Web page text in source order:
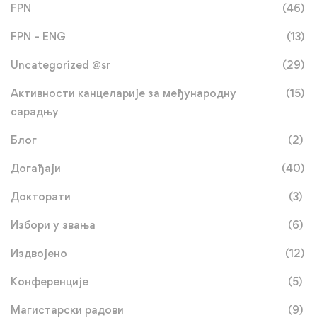
FPN (46)
FPN – ENG (13)
Uncategorized @sr (29)
Активности канцеларије за међународну
сарадњу
(15)
Блог (2)
Догађаји (40)
Докторати (3)
Избори у звања (6)
Издвојено (12)
Конференције (5)
Магистарски радови (9)